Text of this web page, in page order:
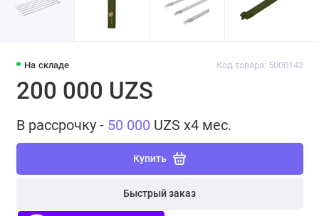
На складе Код товара: 5000142
200 000 UZS
В рассрочку - 50 000 UZS x4 мес.
Купить
Быстрый заказ